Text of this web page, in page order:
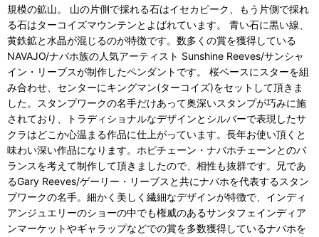
規模の鉱山。 山の片側で採れる石はイセカピーク、もう片側で採れ
る石はターコイズマウンテンとよばれています。 青い石に黒い線、
黄鉄鉱と水晶が混じるのが特徴です。数多くの賞を獲得している
NAVAJO/ナバホ族の人気アーティスト Sunshine Reeves/サンシャ
イン・リーブスが制作したペンダントです。 桜ベースにスターを組
み合わせ、センターにキングマン(ターコイズ)をセットして頂きま
した。スタンプワークの名手だけあって奥深いスタンプが巧みに施
されており、トラディショナルなデザインとシルバーで表現したサ
クラはどこか心温まる作品に仕上がっています。長年お使い頂くと
味わい深い作品になります。ホピチェーン・ナバホチェーンとのバ
ランスを考えて制作して頂きましたので、相性も抜群です。兄であ
るGary Reeves/ゲーリー・リーブスと共にナバホを代表するスタン
プワークの名手。細かく美しく繊細なデザインが特徴で、インディ
アンジュエリーのショーの中でも権威のあるサンタフェインディア
ンマーケットやギャラップなどでの賞を多数獲得しているナバホを